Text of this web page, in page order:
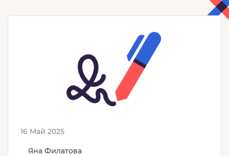
Яна Филатова
16 Май 2025